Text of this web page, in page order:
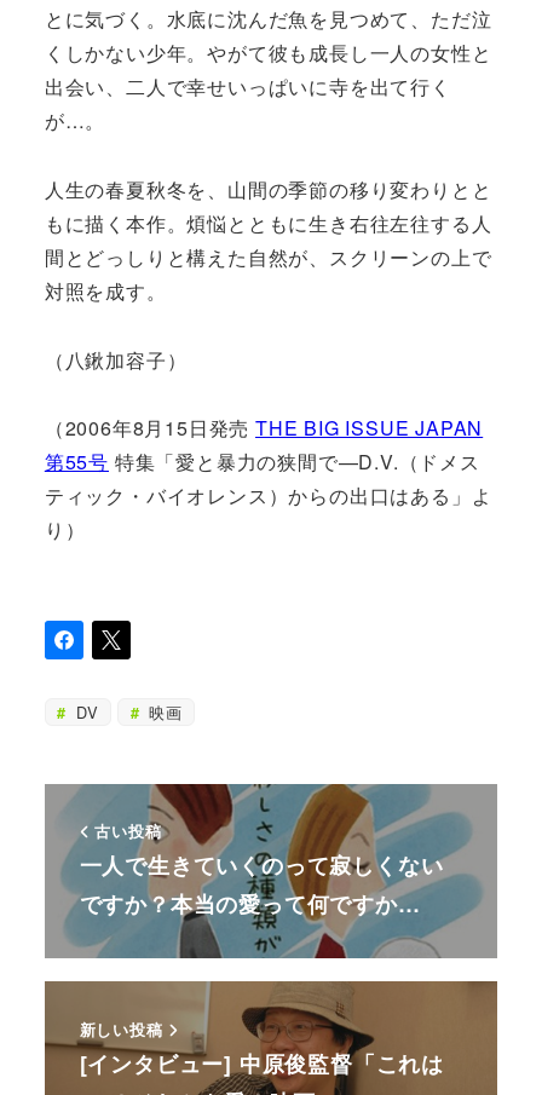
とに気づく。水底に沈んだ魚を見つめて、ただ泣
くしかない少年。やがて彼も成長し一人の女性と
出会い、二人で幸せいっぱいに寺を出て行く
が…。
人生の春夏秋冬を、山間の季節の移り変わりとと
もに描く本作。煩悩とともに生き右往左往する人
間とどっしりと構えた自然が、スクリーンの上で
対照を成す。
（八鍬加容子）
（2006年8月15日発売 THE BIG ISSUE JAPAN
第55号 特集「愛と暴力の狭間で—D.V.（ドメス
ティック・バイオレンス）からの出口はある」よ
り）
DV 映画
古い投稿
一人で生きていくのって寂しくない
ですか？本当の愛って何ですか…
新しい投稿
[インタビュー] 中原俊監督「これは